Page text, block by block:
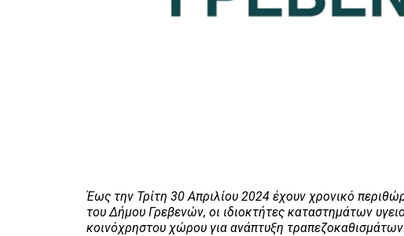
Έως την Τρίτη 30 Απριλίου 2024 έχουν χρονικό
του Δήμου Γρεβενών, οι ιδιοκτήτες καταστημάτων
κοινόχρηστου χώρου για ανάπτυξη τραπεζοκαθισμάτων.